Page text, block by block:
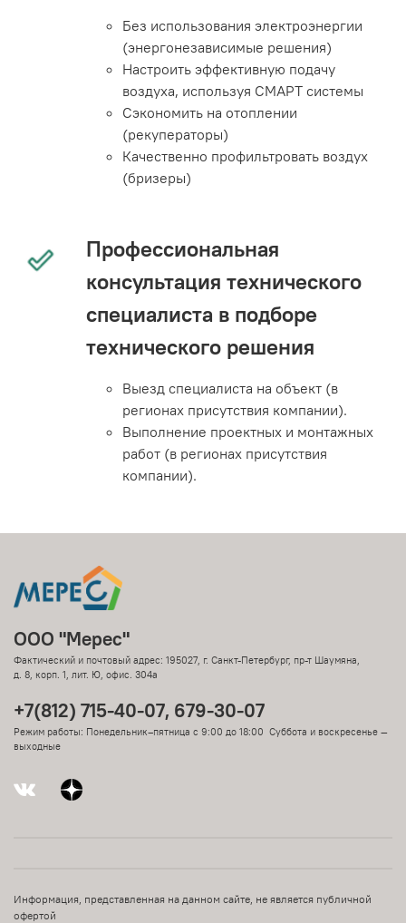
Без использования электроэнергии
(энергонезависимые решения)
Настроить эффективную подачу
воздуха, используя СМАРТ системы
Сэкономить на отоплении
(рекуператоры)
Качественно профильтровать воздух
(бризеры)
Профессиональная
консультация технического
специалиста в подборе
технического решения
Выезд специалиста на объект (в
регионах присутствия компании).
Выполнение проектных и монтажных
работ (в регионах присутствия
компании).
ООО "Мерес"
Фактический и почтовый адрес: 195027, г. Санкт-Петербург, пр-т Шаумяна,
д. 8, корп. 1, лит. Ю, офис. 304а
+7(812) 715-40-07, 679-30-07
Режим работы: Понедельник–пятница с 9:00 до 18:00 Суббота и воскресенье —
выходные
Информация, представленная на данном сайте, не является публичной
офертой